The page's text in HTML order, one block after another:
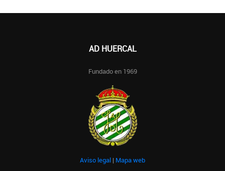
AD HUERCAL
Fundado en 1969
Aviso legal | Mapa web